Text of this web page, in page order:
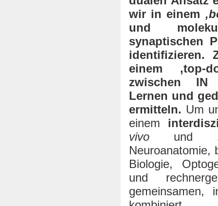
wir in einem
und
synaptischen
identifizieren.
einem ‚top-
zwischen IN
Lernen und
ermitteln. Um
einem
vivo und
Neuroanatomie,
Biologie,
und
gemeinsamen,